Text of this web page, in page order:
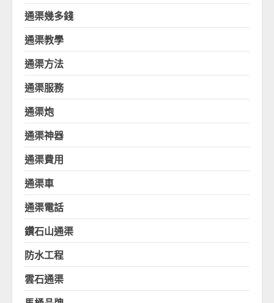
通渠幾多錢
通渠教學
通渠方法
通渠服務
通渠炮
通渠神器
通渠費用
通渠車
通渠電話
鑽石山通渠
防水工程
雲石通渠